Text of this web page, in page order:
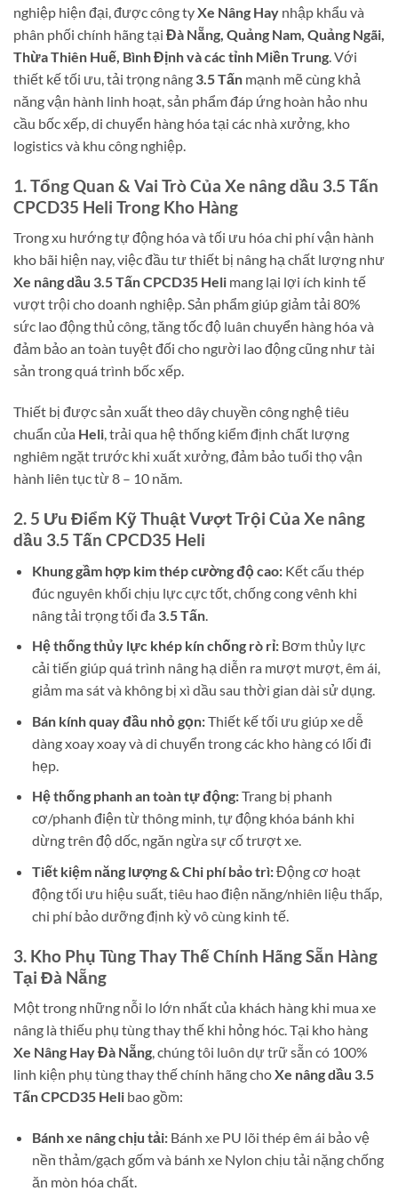
nghiệp hiện đại, được công tyXe Nâng Hay nhập khẩu và
phân phối chính hãng tại Đà Nẵng, Quảng Nam, Quảng Ngãi,
Thừa Thiên Huế, Bình Định và các tỉnh Miền Trung. Với
thiết kế tối ưu, tải trọng nâng 3.5 Tấn mạnh mẽ cùng khả
năng vận hành linh hoạt, sản phẩm đáp ứng hoàn hảo nhu
cầu bốc xếp, di chuyển hàng hóa tại các nhà xưởng, kho
logistics và khu công nghiệp.
1. Tổng Quan & Vai Trò Của Xe nâng dầu 3.5 Tấn
CPCD35 Heli Trong Kho Hàng
Trong xu hướng tự động hóa và tối ưu hóa chi phí vận hành
kho bãi hiện nay, việc đầu tư thiết bị nâng hạ chất lượng như
Xe nâng dầu 3.5 Tấn CPCD35 Heli mang lại lợi ích kinh tế
vượt trội cho doanh nghiệp. Sản phẩm giúp giảm tải 80%
sức lao động thủ công, tăng tốc độ luân chuyển hàng hóa và
đảm bảo an toàn tuyệt đối cho người lao động cũng như tài
sản trong quá trình bốc xếp.
Thiết bị được sản xuất theo dây chuyền công nghệ tiêu
chuẩn của Heli, trải qua hệ thống kiểm định chất lượng
nghiêm ngặt trước khi xuất xưởng, đảm bảo tuổi thọ vận
hành liên tục từ 8 – 10 năm.
2. 5 Ưu Điểm Kỹ Thuật Vượt Trội Của Xe nâng
dầu 3.5 Tấn CPCD35 Heli
Khung gầm hợp kim thép cường độ cao:Kết cấu thép
đúc nguyên khối chịu lực cực tốt, chống cong vênh khi
nâng tải trọng tối đa 3.5 Tấn.
Hệ thống thủy lực khép kín chống rò rỉ:Bơm thủy lực
cải tiến giúp quá trình nâng hạ diễn ra mượt mượt, êm ái,
giảm ma sát và không bị xì dầu sau thời gian dài sử dụng.
Bán kính quay đầu nhỏ gọn:Thiết kế tối ưu giúp xe dễ
dàng xoay xoay và di chuyển trong các kho hàng có lối đi
hẹp.
Hệ thống phanh an toàn tự động:Trang bị phanh
cơ/phanh điện từ thông minh, tự động khóa bánh khi
dừng trên độ dốc, ngăn ngừa sự cố trượt xe.
Tiết kiệm năng lượng & Chi phí bảo trì:Động cơ hoạt
động tối ưu hiệu suất, tiêu hao điện năng/nhiên liệu thấp,
chi phí bảo dưỡng định kỳ vô cùng kinh tế.
3. Kho Phụ Tùng Thay Thế Chính Hãng Sẵn Hàng
Tại Đà Nẵng
Một trong những nỗi lo lớn nhất của khách hàng khi mua xe
nâng là thiếu phụ tùng thay thế khi hỏng hóc. Tại kho hàng
Xe Nâng Hay Đà Nẵng, chúng tôi luôn dự trữ sẵn có 100%
linh kiện phụ tùng thay thế chính hãng choXe nâng dầu 3.5
Tấn CPCD35 Heli bao gồm:
Bánh xe nâng chịu tải:Bánh xe PU lõi thép êm ái bảo vệ
nền thảm/gạch gốm và bánh xe Nylon chịu tải nặng chống
ăn mòn hóa chất.